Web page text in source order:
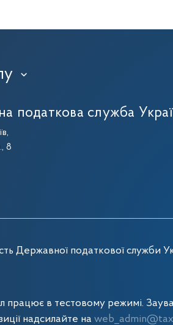
›
податкова служба
8
Державної податкової служби
працює в тестовому режимі.
надсилайте на